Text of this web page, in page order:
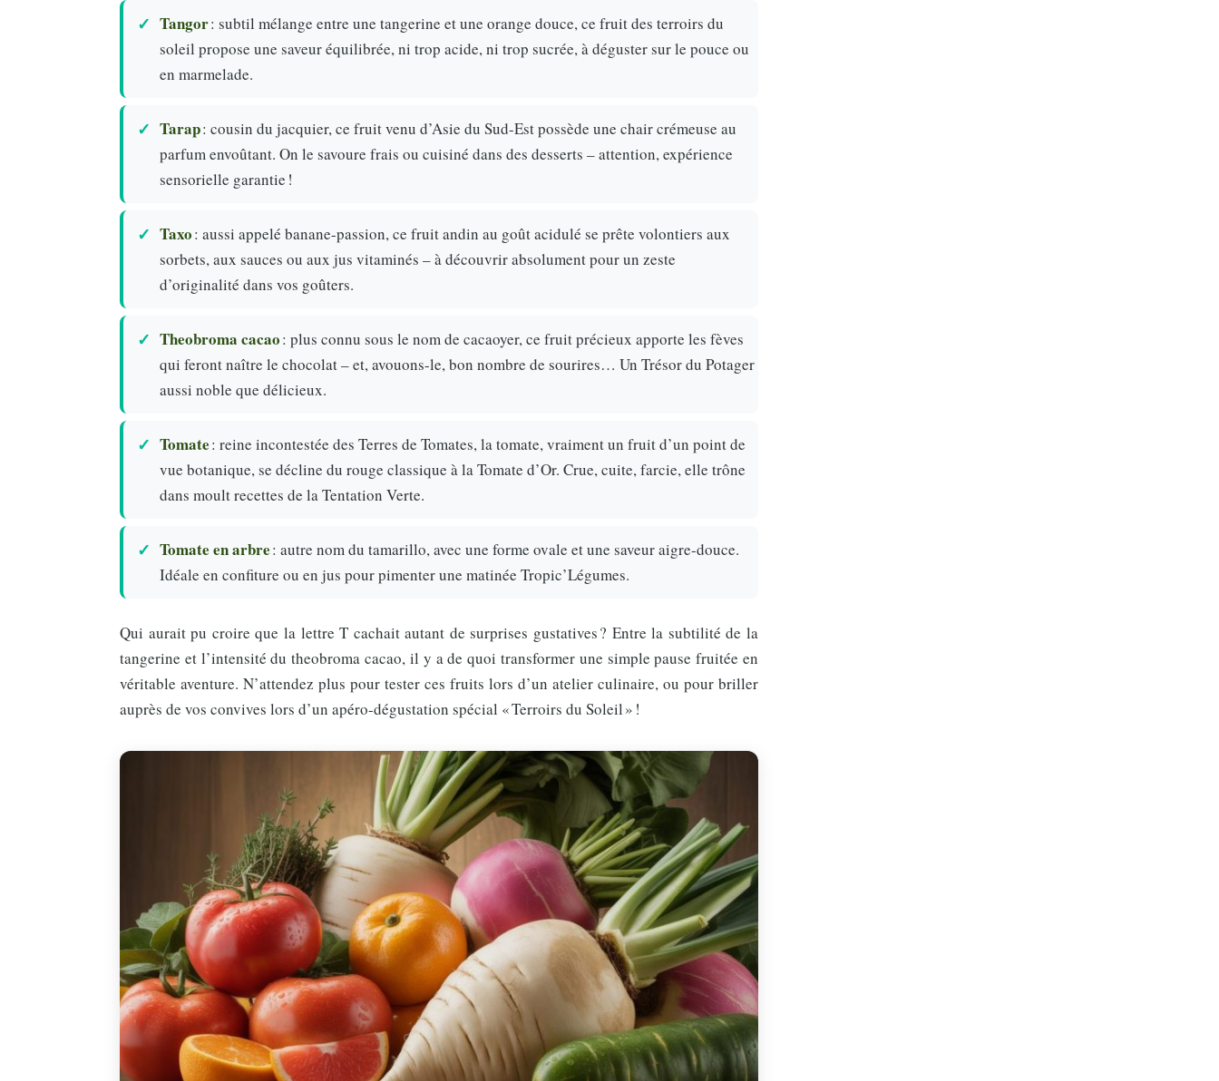
Tangor: subtil mélange entre une tangerine et une orange douce, ce fruit des terroirs du
soleil propose une saveur équilibrée, ni trop acide, ni trop sucrée, à déguster sur le pouce ou
en marmelade.
Tarap: cousin du jacquier, ce fruit venu d’Asie du Sud-Est possède une chair crémeuse au
parfum envoûtant. On le savoure frais ou cuisiné dans des desserts – attention, expérience
sensorielle garantie !
Taxo: aussi appelé banane-passion, ce fruit andin au goût acidulé se prête volontiers aux
sorbets, aux sauces ou aux jus vitaminés – à découvrir absolument pour un zeste
d’originalité dans vos goûters.
Theobroma cacao: plus connu sous le nom de cacaoyer, ce fruit précieux apporte les fèves
qui feront naître le chocolat – et, avouons-le, bon nombre de sourires… Un Trésor du Potager
aussi noble que délicieux.
Tomate: reine incontestée des Terres de Tomates, la tomate, vraiment un fruit d’un point de
vue botanique, se décline du rouge classique à la Tomate d’Or. Crue, cuite, farcie, elle trône
dans moult recettes de la Tentation Verte.
Tomate en arbre: autre nom du tamarillo, avec une forme ovale et une saveur aigre-douce.
Idéale en confiture ou en jus pour pimenter une matinée Tropic’Légumes.
Qui aurait pu croire que la lettre T cachait autant de surprises gustatives ? Entre la subtilité de la
tangerine et l’intensité du theobroma cacao, il y a de quoi transformer une simple pause fruitée en
véritable aventure. N’attendez plus pour tester ces fruits lors d’un atelier culinaire, ou pour briller
auprès de vos convives lors d’un apéro-dégustation spécial « Terroirs du Soleil » !